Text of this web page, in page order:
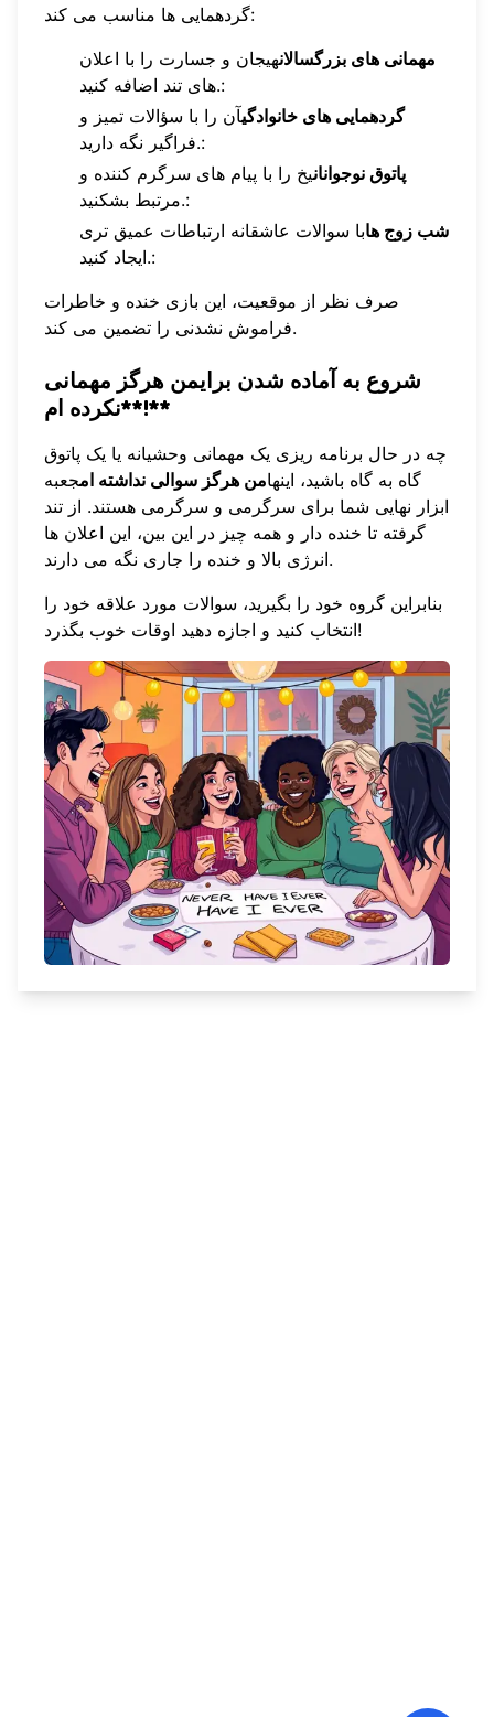
گردهمایی ها مناسب می کند:
مهمانی های بزرگسالانهیجان و جسارت را با اعلان
های تند اضافه کنید.:
گردهمایی های خانوادگیآن را با سؤالات تمیز و
فراگیر نگه دارید.:
پاتوق نوجوانانیخ را با پیام های سرگرم کننده و
مرتبط بشکنید.:
شب زوج هابا سوالات عاشقانه ارتباطات عمیق تری
ایجاد کنید.:
صرف نظر از موقعیت، این بازی خنده و خاطرات
فراموش نشدنی را تضمین می کند.
شروع به آماده شدن برایمن هرگز مهمانی
نکرده ام**!**
چه در حال برنامه ریزی یک مهمانی وحشیانه یا یک پاتوق
گاه به گاه باشید، اینهامن هرگز سوالی نداشته امجعبه
ابزار نهایی شما برای سرگرمی و سرگرمی هستند. از تند
گرفته تا خنده دار و همه چیز در این بین، این اعلان ها
انرژی بالا و خنده را جاری نگه می دارند.
بنابراین گروه خود را بگیرید، سوالات مورد علاقه خود را
انتخاب کنید و اجازه دهید اوقات خوب بگذرد!